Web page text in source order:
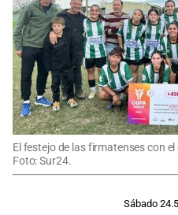
El festejo de las firmatenses con
Foto: Sur24.
Sábado